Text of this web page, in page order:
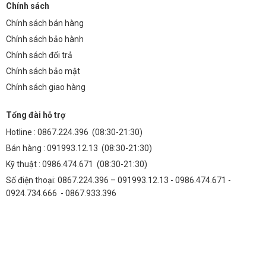
Chính sách
Chính sách bán hàng
Chính sách bảo hành
Chính sách đổi trả
Chính sách bảo mật
Chính sách giao hàng
Tổng đài hỗ trợ
Hotline : 0867.224.396 (08:30-21:30)
Bán hàng : 091993.12.13 (08:30-21:30)
Kỹ thuật : 0986.474.671 (08:30-21:30)
Số điện thoại: 0867.224.396 – 091993.12.13 - 0986.474.671 -
0924.734.666 - 0867.933.396